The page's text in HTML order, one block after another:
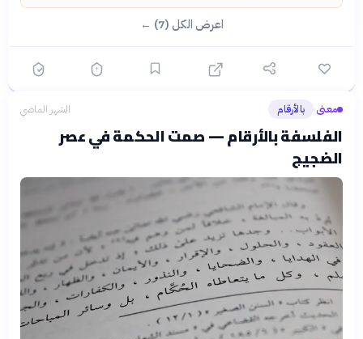
اعرض الكل (7) ←
معنى› بالأرقام الشهر الماضي
الفلسفة بالأرقام — صمت الحكمة في عصر
الضجيج